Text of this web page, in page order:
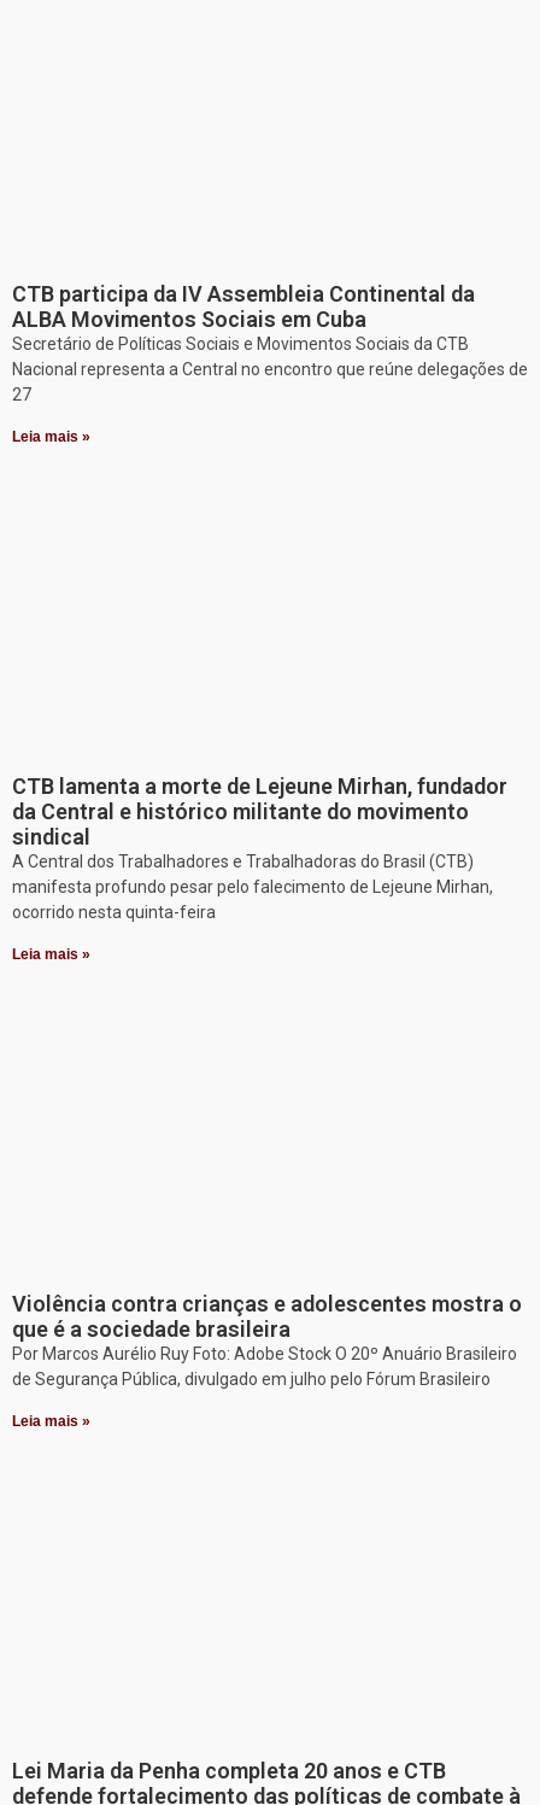
CTB participa da IV Assembleia Continental da
ALBA Movimentos Sociais em Cuba
Secretário de Políticas Sociais e Movimentos Sociais da CTB
Nacional representa a Central no encontro que reúne delegações de
27
Leia mais »
CTB lamenta a morte de Lejeune Mirhan, fundador
da Central e histórico militante do movimento
sindical
A Central dos Trabalhadores e Trabalhadoras do Brasil (CTB)
manifesta profundo pesar pelo falecimento de Lejeune Mirhan,
ocorrido nesta quinta-feira
Leia mais »
Violência contra crianças e adolescentes mostra o
que é a sociedade brasileira
Por Marcos Aurélio Ruy Foto: Adobe Stock O 20º Anuário Brasileiro
de Segurança Pública, divulgado em julho pelo Fórum Brasileiro
Leia mais »
Lei Maria da Penha completa 20 anos e CTB
defende fortalecimento das políticas de combate à